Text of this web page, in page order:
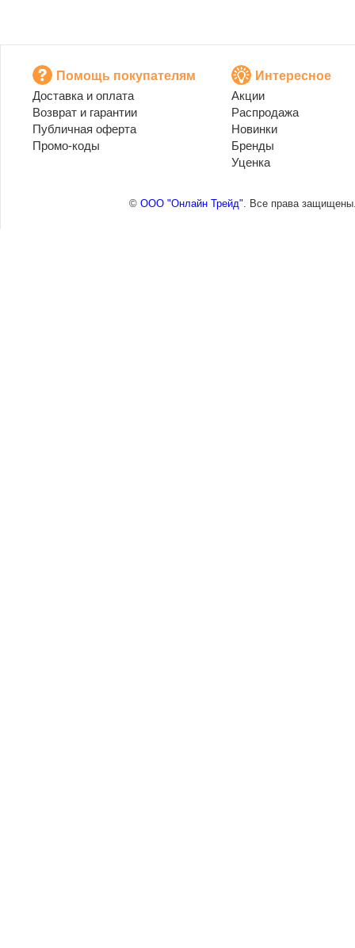
Помощь покупателям
Доставка и оплата
Возврат и гарантии
Публичная оферта
Промо-коды
Интересное
Акции
Распродажа
Новинки
Бренды
Уценка
© ООО "Онлайн Трейд". Все права